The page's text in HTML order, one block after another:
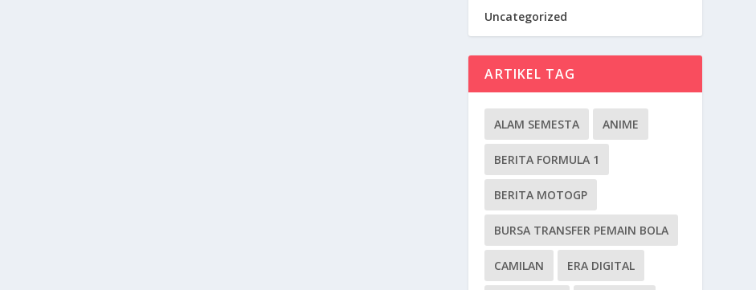
Uncategorized
ARTIKEL TAG
ALAM SEMESTA ANIME
BERITA FORMULA 1
BERITA MOTOGP
BURSA TRANSFER PEMAIN BOLA
CAMILAN ERA DIGITAL